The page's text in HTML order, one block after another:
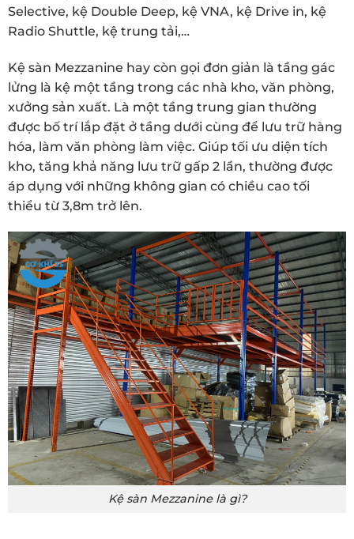
Selective, kệ Double Deep, kệ VNA, kệ Drive in, kệ
Radio Shuttle, kệ trung tải,…
Kệ sàn Mezzanine hay còn gọi đơn giản là tầng gác
lửng là kệ một tầng trong các nhà kho, văn phòng,
xưởng sản xuất. Là một tầng trung gian thường
được bố trí lắp đặt ở tầng dưới cùng để lưu trữ hàng
hóa, làm văn phòng làm việc. Giúp tối ưu diện tích
kho, tăng khả năng lưu trữ gấp 2 lần, thường được
áp dụng với những không gian có chiều cao tối
thiểu từ 3,8m trở lên.
Kệ sàn Mezzanine là gì?